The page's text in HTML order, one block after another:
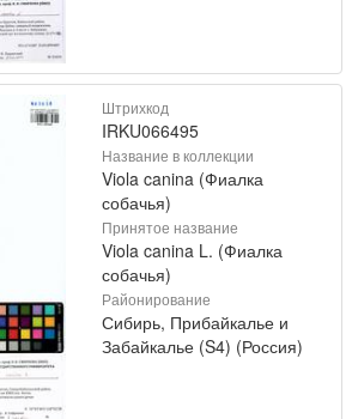
Штрихкод
IRKU066495
Название в коллекции
Viola canina (Фиалка
собачья)
Принятое название
Viola canina L. (Фиалка
собачья)
Районирование
Сибирь, Прибайкалье и
Забайкалье (S4) (Россия)